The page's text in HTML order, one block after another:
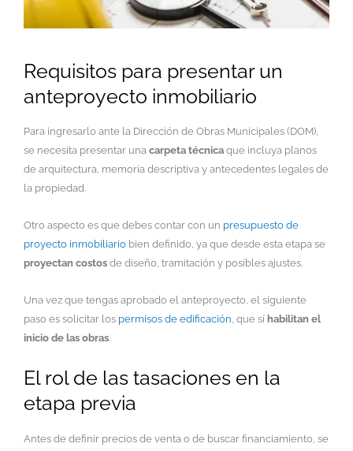
Requisitos para presentar un
anteproyecto inmobiliario
Para ingresarlo ante la Dirección de Obras Municipales (DOM),
se necesita presentar una carpeta técnica que incluya planos
de arquitectura, memoria descriptiva y antecedentes legales de
la propiedad.
Otro aspecto es que debes contar con un presupuesto de
proyecto inmobiliario bien definido, ya que desde esta etapa se
proyectan costos de diseño, tramitación y posibles ajustes.
Una vez que tengas aprobado el anteproyecto, el siguiente
paso es solicitar los permisos de edificación , que sí habilitan el
inicio de las obras
El rol de las tasaciones en la
etapa previa
Antes de definir precios de venta o de buscar financiamiento, se